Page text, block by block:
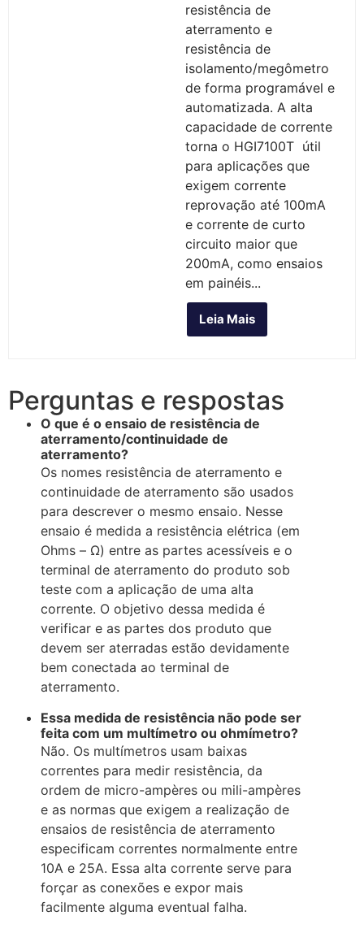
resistência de
aterramento e
resistência de
isolamento/megômetro
de forma programável e
automatizada. A alta
capacidade de corrente
torna o HGI7100T útil
para aplicações que
exigem corrente
reprovação até 100mA
e corrente de curto
circuito maior que
200mA, como ensaios
em painéis...
Leia Mais
Perguntas e respostas
O que é o ensaio de resistência de
aterramento/continuidade de
aterramento?
Os nomes resistência de aterramento e
continuidade de aterramento são usados
para descrever o mesmo ensaio. Nesse
ensaio é medida a resistência elétrica (em
Ohms – Ω) entre as partes acessíveis e o
terminal de aterramento do produto sob
teste com a aplicação de uma alta
corrente. O objetivo dessa medida é
verificar e as partes dos produto que
devem ser aterradas estão devidamente
bem conectada ao terminal de
aterramento.
Essa medida de resistência não pode ser
feita com um multímetro ou ohmímetro?
Não. Os multímetros usam baixas
correntes para medir resistência, da
ordem de micro-ampères ou mili-ampères
e as normas que exigem a realização de
ensaios de resistência de aterramento
especificam correntes normalmente entre
10A e 25A. Essa alta corrente serve para
forçar as conexões e expor mais
facilmente alguma eventual falha.